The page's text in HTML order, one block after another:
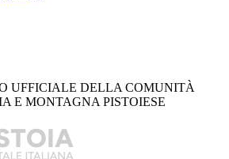
UFFICIALE DELLA COMUNITÀ
E MONTAGNA PISTOIESE